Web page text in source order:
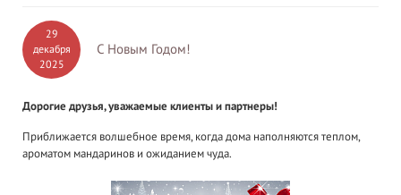
29
декабря
2025
С Новым Годом!
Дорогие друзья, уважаемые клиенты и партнеры!
Приближается волшебное время, когда дома наполняются теплом,
ароматом мандаринов и ожиданием чуда.